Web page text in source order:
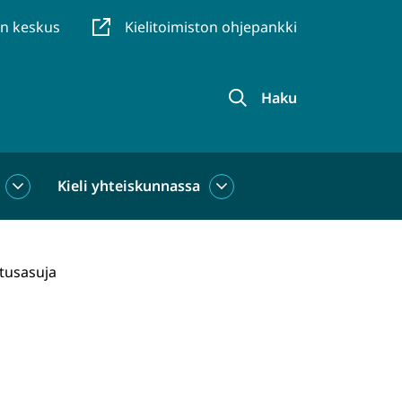
keskus Kielitoimiston ohjepankki
Haku
Kieli
Kieli yhteiskunnassa
Kieli